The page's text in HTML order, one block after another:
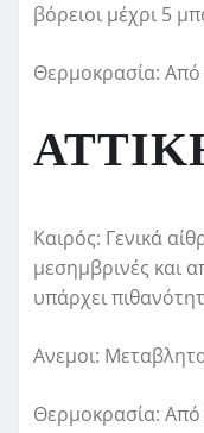
βόρειοι μέχρι 5
Θερμοκρασία:
Καιρός: Γενικά
μεσημβρινές και
υπάρχει
Ανεμοι:
Θερμοκρασία: